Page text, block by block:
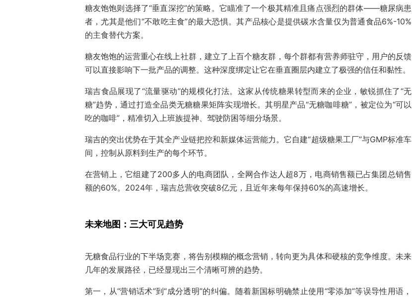
糖友饱饱则选择了“垂直深挖”的策略。它瞄准了一个极其精准且痛点强烈的群体——糖尿病患
者，尤其是他们“不敢吃主食”的最大恐惧。其产品核心是提供碳水含量仅为普通食品6%-10%
的主食替代方案。
糖友饱饱的运营重心在线上社群，建立了上百个糖友群，每个群都有营养师驻守，用户的反馈
可以直接影响下一批产品的调整。这种深度绑定让它在垂直圈层内建立了极强的信任和黏性。
瑞吉食品展现了“流量驱动”的规模化打法。这家从传统糖果转型而来的企业，敏锐抓住了“无
糖”趋势，通过打造全品类无糖糖果矩阵实现增长。其明星产品“无糖咖啡糖”，被定位为“可以
吃的咖啡”，精准切入上班族提神、驾驶防困等细分场景。
瑞吉的突出优势在于其全产业链把控和新媒体运营能力。它自建“超级糖果工厂”与GMP标准车
间，控制从原料到生产的每个环节。
在营销上，它组建了200多人的电商团队，全网合作达人超8万，电商销售额已占集团总销售
额的60%。2024年，瑞吉总营收突破8亿元，且近年来每年保持60%的高速增长。
未来地图：三大可见趋势
无糖食品行业的下半场竞赛，将告别模糊的概念营销，转向更为具体和硬核的竞争维度。未来
几年的发展路径，已经显现出三个清晰可辨的趋势。
第一，从“营销话术”到“成分透明”的纠偏。随着新国标明确禁止使用“零添加”等误导性用语，